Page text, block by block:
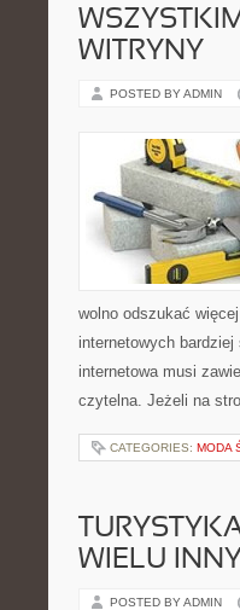
WITRYNY
POSTED BY ADMIN
wolno odszukać
internetowych
internetowa musi
czytelna. Jeżeli na
CATEGORIES: MODA
WIELU
POSTED BY ADMIN